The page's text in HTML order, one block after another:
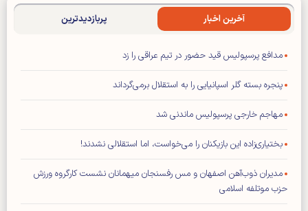
آخرین اخبار پربازدیدترین
مدافع پرسپولیس قید حضور در تیم عراقی را زد
پنجره بسته گلر اسپانیایی را به استقلال برمی‌گرداند
مهاجم خارجی پرسپولیس ماندنی شد
بختیاری‌زاده این بازیکنان را می‌خواست، اما استقلالی نشدند!
مدیران ذوب‌آهن اصفهان و مس رفسنجان میهمانان نشست کارگروه ورزش
حزب موتلفه اسلامی